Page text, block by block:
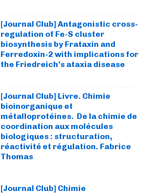
[Journal Club] Antagonistic cross-
regulation of Fe-S cluster
biosynthesis by Frataxin and
Ferredoxin-2 with implications for
the Friedreich’s ataxia disease
[Journal Club] Livre. Chimie
bioinorganique et
métalloprotéines. De la chimie de
coordination aux molécules
biologiques : structuration,
réactivité et régulation. Fabrice
Thomas
[Journal Club] Chimie